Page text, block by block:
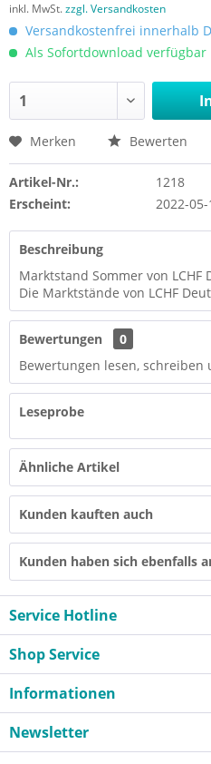
inkl. MwSt.zzgl. Versandkosten
Versandkostenfrei innerhalb
Als Sofortdownload verfügbar
Merken Bewerten
Artikel-Nr.:
1218
Erscheint:
2022-05-
Beschreibung
Marktstand Sommer von
Die Marktstände von LCHF
Bewertungen
0
Bewertungen lesen, schreiben
Leseprobe
Ähnliche Artikel
Kunden kauften auch
Kunden haben sich ebenfalls
Service Hotline
Shop Service
Informationen
Newsletter